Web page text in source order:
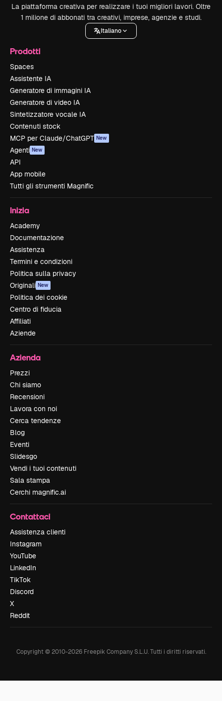
La piattaforma creativa per realizzare i tuoi migliori lavori. Oltre
1 milione di abbonati tra creativi, imprese, agenzie e studi.
Italiano
Prodotti
Spaces
Assistente IA
Generatore di immagini IA
Generatore di video IA
Sintetizzatore vocale IA
Contenuti stock
MCP per Claude/ChatGPT New
Agenti New
API
App mobile
Tutti gli strumenti Magnific
Inizia
Academy
Documentazione
Assistenza
Termini e condizioni
Politica sulla privacy
Originali New
Politica dei cookie
Centro di fiducia
Affiliati
Aziende
Azienda
Prezzi
Chi siamo
Recensioni
Lavora con noi
Cerca tendenze
Blog
Eventi
Slidesgo
Vendi i tuoi contenuti
Sala stampa
Cerchi magnific.ai
Contattaci
Assistenza clienti
Instagram
YouTube
LinkedIn
TikTok
Discord
X
Reddit
Copyright © 2010-2026Freepik Company S.L.U. Tutti i diritti riservati.